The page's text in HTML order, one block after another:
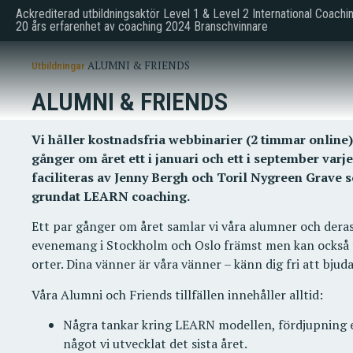
Ackrediterad utbildningsaktör Level 1 & Level 2 International
20 års erfarenhet av coaching 2024 Branschvinnare
Utbildningar ALUMNI & FRIENDS
ALUMNI & FRIENDS
Vi håller kostnadsfria webbinarier (2 timmar
gånger om året ett i januari och ett i september
faciliteras av Jenny Bergh och Toril Nygreen Grave
grundat LEARN coaching.
Ett par gånger om året samlar vi våra alumner och
evenemang i Stockholm och Oslo främst men kan
orter. Dina vänner är våra vänner – känn dig fri att
Våra Alumni och Friends tillfällen innehåller alltid:
Några tankar kring LEARN modellen,
något vi utvecklat det sista året.